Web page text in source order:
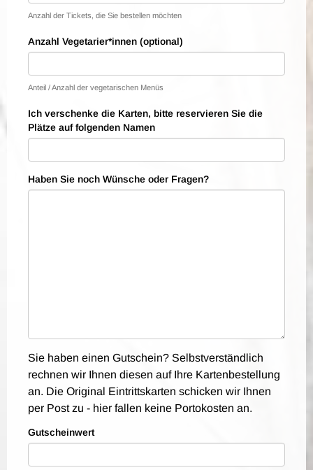
Anzahl der Tickets, die Sie bestellen möchten
Anzahl Vegetarier*innen (optional)
Anteil / Anzahl der vegetarischen Menüs
Ich verschenke die Karten, bitte reservieren Sie die
Plätze auf folgenden Namen
Haben Sie noch Wünsche oder Fragen?
Sie haben einen Gutschein? Selbstverständlich
rechnen wir Ihnen diesen auf Ihre Kartenbestellung
an. Die Original Eintrittskarten schicken wir Ihnen
per Post zu - hier fallen keine Portokosten an.
Gutscheinwert